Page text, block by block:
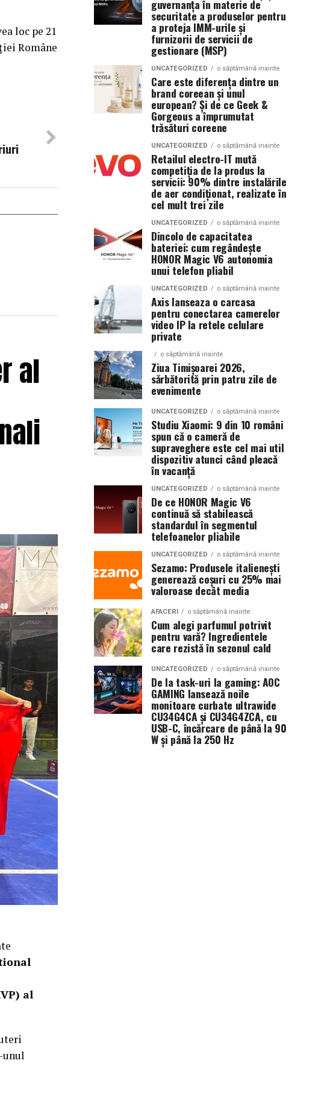
loc pe 21
Române
al
al
unul
guvernanța în materie de
securitate a produselor pentru
a proteja IMM-urile și
furnizorii de servicii de
gestionare (MSP)
UNCATEGORIZED o săptămână inainte
Care este diferența dintre un
brand coreean și unul
european? Și de ce Geek &
Gorgeous a împrumutat
trăsături coreene
UNCATEGORIZED o săptămână inainte
Retailul electro-IT mută
competiția de la produs la
servicii: 90% dintre instalările
de aer condiționat, realizate în
cel mult trei zile
UNCATEGORIZED o săptămână inainte
Dincolo de capacitatea
bateriei: cum regândește
HONOR Magic V6 autonomia
unui telefon pliabil
UNCATEGORIZED o săptămână inainte
Axis lanseaza o carcasa
pentru conectarea camerelor
video IP la retele celulare
private
o săptămână inainte
Ziua Timișoarei 2026,
sărbătorită prin patru zile de
evenimente
UNCATEGORIZED o săptămână inainte
Studiu Xiaomi: 9 din 10 români
spun că o cameră de
supraveghere este cel mai util
dispozitiv atunci când pleacă
în vacanță
UNCATEGORIZED o săptămână inainte
De ce HONOR Magic V6
continuă să stabilească
standardul în segmentul
telefoanelor pliabile
UNCATEGORIZED o săptămână inainte
Sezamo: Produsele italienești
generează coșuri cu 25% mai
valoroase decât media
AFACERI o săptămână inainte
Cum alegi parfumul potrivit
pentru vară? Ingredientele
care rezistă în sezonul cald
UNCATEGORIZED o săptămână inainte
De la task-uri la gaming: AOC
GAMING lansează noile
monitoare curbate ultrawide
CU34G4CA și CU34G4ZCA, cu
USB-C, încărcare de până la 90
W și până la 250 Hz